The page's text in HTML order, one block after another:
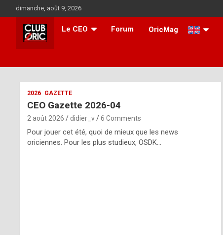
to
content
dimanche, août 9, 2026
Le CEO Forum OricMag
2026 GAZETTE
CEO Gazette 2026-04
2 août 2026 didier_v 6 Comments
Pour jouer cet été, quoi de mieux que les news
oriciennes. Pour les plus studieux, OSDK…